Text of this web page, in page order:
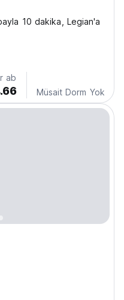
10 dakika, Legian'a
ab
Müsait Dorm Yok